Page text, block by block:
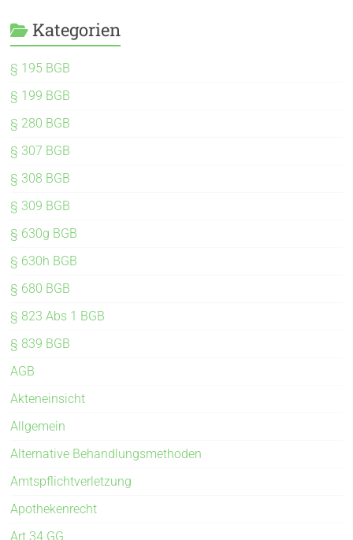
Kategorien
§ 195 BGB
§ 199 BGB
§ 280 BGB
§ 307 BGB
§ 308 BGB
§ 309 BGB
§ 630g BGB
§ 630h BGB
§ 680 BGB
§ 823 Abs 1 BGB
§ 839 BGB
AGB
Akteneinsicht
Allgemein
Alternative Behandlungsmethoden
Amtspflichtverletzung
Apothekenrecht
Art 34 GG